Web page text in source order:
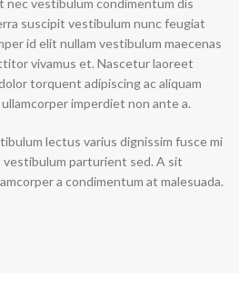
nec vestibulum condimentum dis
suscipit vestibulum nunc feugiat
id elit nullam vestibulum maecenas
vivamus et. Nascetur laoreet
torquent adipiscing ac aliquam
imperdiet non ante a.
lectus varius dignissim fusce mi
vestibulum parturient sed. A sit
a condimentum at malesuada.